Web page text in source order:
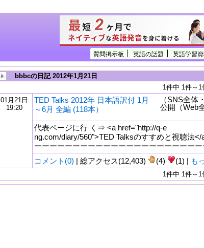
質問掲示板 英語の話題 英語学習
bbbcの日記 2012年1月21日
1件中 1件～1
01月21日
19:20
TED Talks 2012年 日本語訳付 1月
～6月 全編 (118本）
（SNS全体
公開（Web
代表ページに行 く⇒ <a href="http://q-e
ng.com/diary/560">TED Talksのすすめと視聴法</
ーーーーーーーーーーーーーーーーーーーーーー
コメント(0) | 総アクセス(12,403) (4) (1) | も
1件中 1件～1